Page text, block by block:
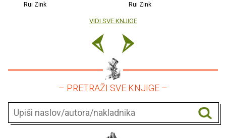
Rui Zink Rui Zink
VIDI SVE KNJIGE
– PRETRAŽI SVE KNJIGE –